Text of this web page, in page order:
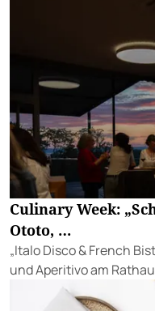
Culinary Week:
Ototo, …
„Italo Disco & French
und Aperitivo am
Zur Palme, „Fridays for